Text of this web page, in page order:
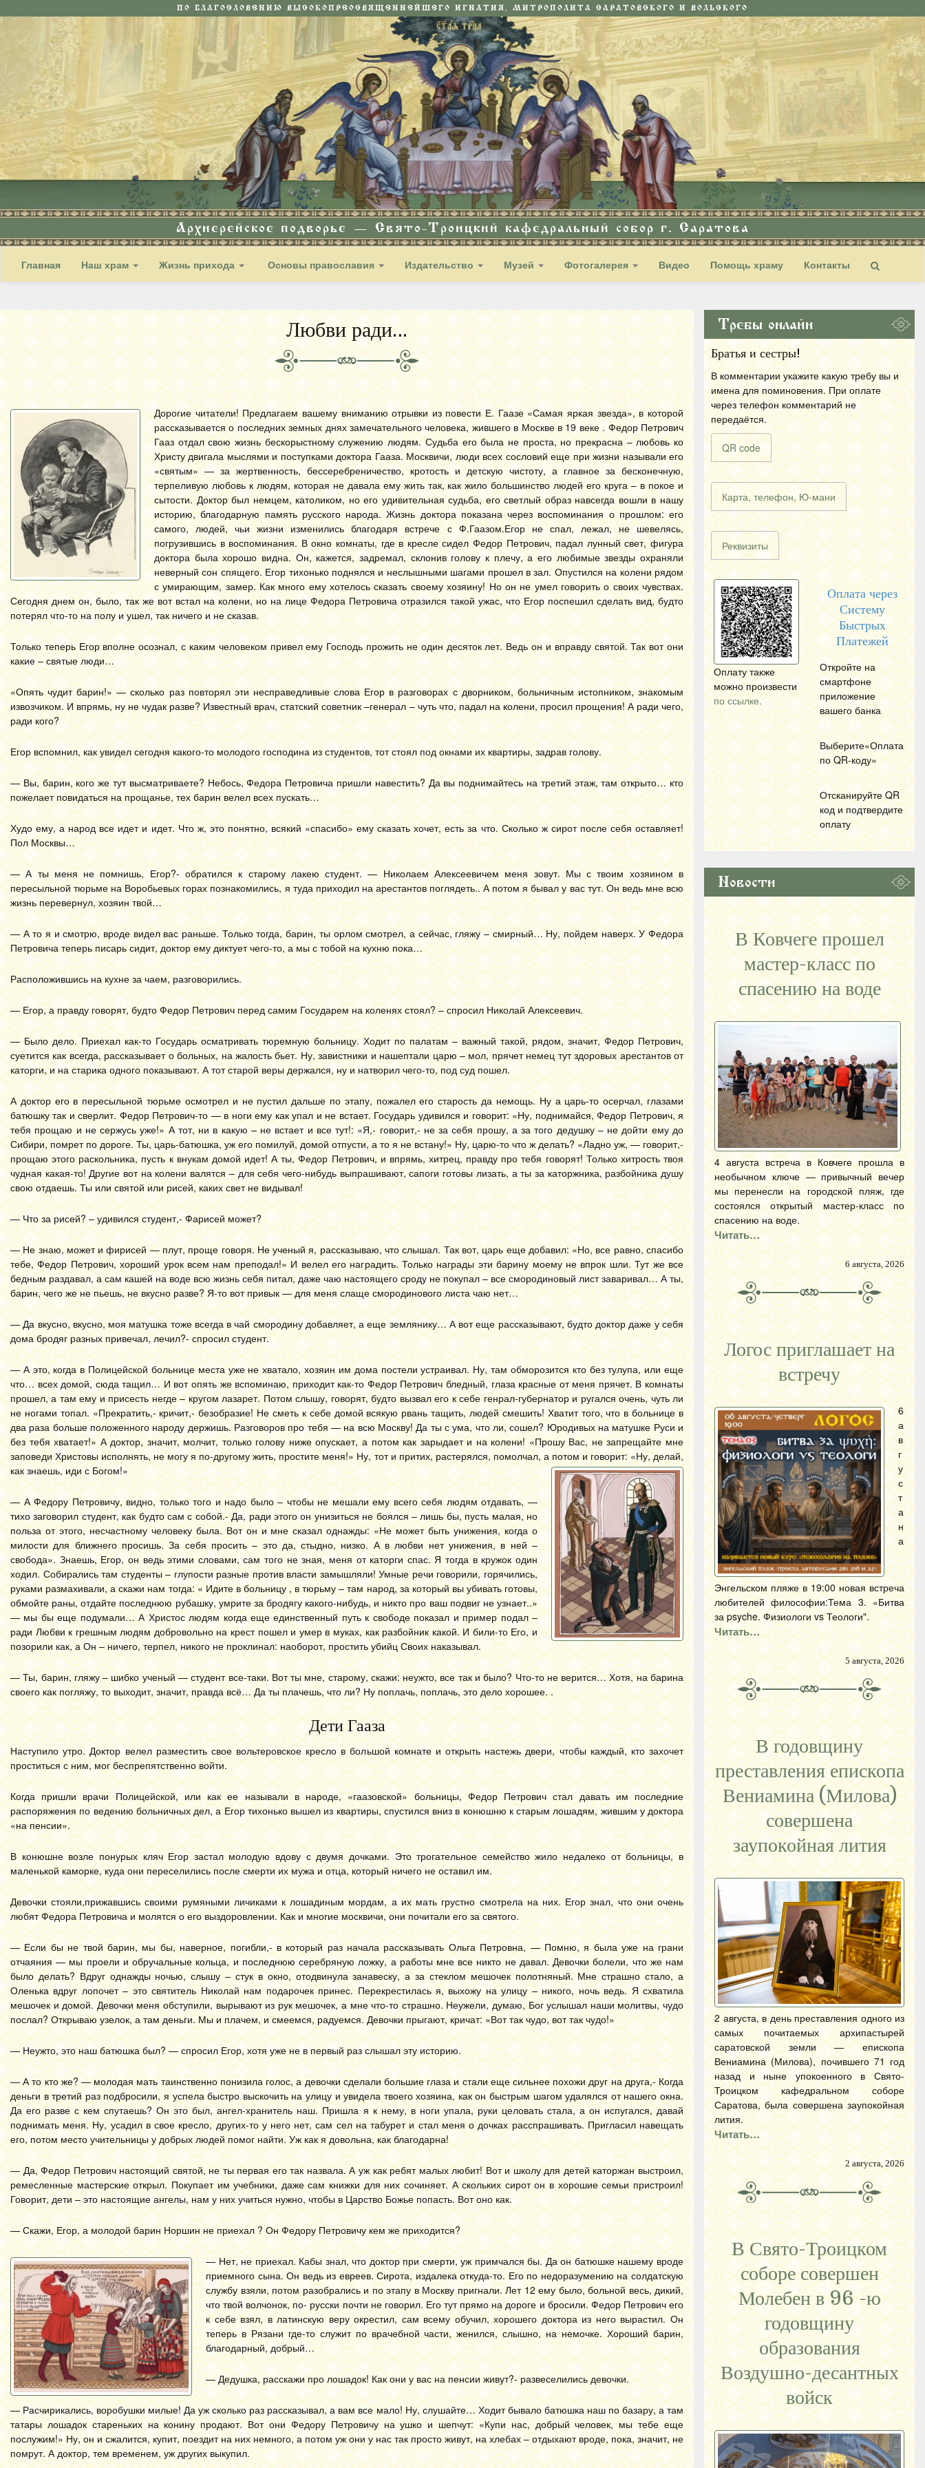
ПО БЛАГОСЛОВЕНИЮ ВЫСОКОПРЕОСВЯЩЕННЕЙШЕГО ИГНАТИЯ, МИТРОПОЛИТА САРАТОВСКОГО И ВОЛЬСКОГО
Архиерейское подворье — Свято-Троицкий кафедральный собор г. Саратова
Главная Наш храм Жизнь прихода Основы православия Издательство Музей Фотогалерея Видео Помощь храму Контакты
Любви ради…
Дорогие читатели! Предлагаем вашему вниманию отрывки из повести Е. Гаазе «Самая яркая звезда», в которой
рассказывается о последних земных днях замечательного человека, жившего в Москве в 19 веке . Федор Петрович
Гааз отдал свою жизнь бескорыстному служению людям. Судьба его была не проста, но прекрасна – любовь ко
Христу двигала мыслями и поступками доктора Гааза. Москвичи, люди всех сословий еще при жизни называли его
«святым» — за жертвенность, бессеребреничество, кротость и детскую чистоту, а главное за бесконечную,
терпеливую любовь к людям, которая не давала ему жить так, как жило большинство людей его круга – в покое и
сытости. Доктор был немцем, католиком, но его удивительная судьба, его светлый образ навсегда вошли в нашу
историю, благодарную память русского народа. Жизнь доктора показана через воспоминания о прошлом: его
самого, людей, чьи жизни изменились благодаря встрече с Ф.Гаазом.Егор не спал, лежал, не шевелясь,
погрузившись в воспоминания. В окно комнаты, где в кресле сидел Федор Петрович, падал лунный свет, фигура
доктора была хорошо видна. Он, кажется, задремал, склонив голову к плечу, а его любимые звезды охраняли
неверный сон спящего. Егор тихонько поднялся и неслышными шагами прошел в зал. Опустился на колени рядом
с умирающим, замер. Как много ему хотелось сказать своему хозяину! Но он не умел говорить о своих чувствах.
Сегодня днем он, было, так же вот встал на колени, но на лице Федора Петровича отразился такой ужас, что Егор поспешил сделать вид, будто
потерял что-то на полу и ушел, так ничего и не сказав.
Только теперь Егор вполне осознал, с каким человеком привел ему Господь прожить не один десяток лет. Ведь он и вправду святой. Так вот они
какие – святые люди…
«Опять чудит барин!» — сколько раз повторял эти несправедливые слова Егор в разговорах с дворником, больничным истопником, знакомым
извозчиком. И впрямь, ну не чудак разве? Известный врач, статский советник –генерал – чуть что, падал на колени, просил прощения! А ради чего,
ради кого?
Егор вспомнил, как увидел сегодня какого-то молодого господина из студентов, тот стоял под окнами их квартиры, задрав голову.
— Вы, барин, кого же тут высматриваете? Небось, Федора Петровича пришли навестить? Да вы поднимайтесь на третий этаж, там открыто… кто
пожелает повидаться на прощанье, тех барин велел всех пускать…
Худо ему, а народ все идет и идет. Что ж, это понятно, всякий «спасибо» ему сказать хочет, есть за что. Сколько ж сирот после себя оставляет!
Пол Москвы…
— А ты меня не помнишь, Егор?- обратился к старому лакею студент. — Николаем Алексеевичем меня зовут. Мы с твоим хозяином в
пересыльной тюрьме на Воробьевых горах познакомились, я туда приходил на арестантов поглядеть.. А потом я бывал у вас тут. Он ведь мне всю
жизнь перевернул, хозяин твой…
— А то я и смотрю, вроде видел вас раньше. Только тогда, барин, ты орлом смотрел, а сейчас, гляжу – смирный… Ну, пойдем наверх. У Федора
Петровича теперь писарь сидит, доктор ему диктует чего-то, а мы с тобой на кухню пока…
Расположившись на кухне за чаем, разговорились.
— Егор, а правду говорят, будто Федор Петрович перед самим Государем на коленях стоял? – спросил Николай Алексеевич.
— Было дело. Приехал как-то Государь осматривать тюремную больницу. Ходит по палатам – важный такой, рядом, значит, Федор Петрович,
суетится как всегда, рассказывает о больных, на жалость бьет. Ну, завистники и нашептали царю – мол, прячет немец тут здоровых арестантов от
каторги, и на старика одного показывают. А тот старой веры держался, ну и натворил чего-то, под суд пошел.
А доктор его в пересыльной тюрьме осмотрел и не пустил дальше по этапу, пожалел его старость да немощь. Ну а царь-то осерчал, глазами
батюшку так и сверлит. Федор Петрович-то — в ноги ему как упал и не встает. Государь удивился и говорит: «Ну, поднимайся, Федор Петрович, я
тебя прощаю и не сержусь уже!» А тот, ни в какую – не встает и все тут!: «Я,- говорит,- не за себя прошу, а за того дедушку – не дойти ему до
Сибири, помрет по дороге. Ты, царь-батюшка, уж его помилуй, домой отпусти, а то я не встану!» Ну, царю-то что ж делать? «Ладно уж, — говорит,-
прощаю этого раскольника, пусть к внукам домой идет! А ты, Федор Петрович, и впрямь, хитрец, правду про тебя говорят! Только хитрость твоя
чудная какая-то! Другие вот на колени валятся – для себя чего-нибудь выпрашивают, сапоги готовы лизать, а ты за каторжника, разбойника душу
свою отдаешь. Ты или святой или рисей, каких свет не видывал!
— Что за рисей? – удивился студент,- Фарисей может?
— Не знаю, может и фирисей — плут, проще говоря. Не ученый я, рассказываю, что слышал. Так вот, царь еще добавил: «Но, все равно, спасибо
тебе, Федор Петрович, хороший урок всем нам преподал!» И велел его наградить. Только награды эти барину моему не впрок шли. Тут же все
бедным раздавал, а сам кашей на воде всю жизнь себя питал, даже чаю настоящего сроду не покупал – все смородиновый лист заваривал… А ты,
барин, чего же не пьешь, не вкусно разве? Я-то вот привык — для меня слаще смородинового листа чаю нет…
— Да вкусно, вкусно, моя матушка тоже всегда в чай смородину добавляет, а еще землянику… А вот еще рассказывают, будто доктор даже у себя
дома бродяг разных привечал, лечил?- спросил студент.
— А это, когда в Полицейской больнице места уже не хватало, хозяин им дома постели устраивал. Ну, там обморозится кто без тулупа, или еще
что… всех домой, сюда тащил… И вот опять же вспоминаю, приходит как-то Федор Петрович бледный, глаза красные от меня прячет. В комнаты
прошел, а там ему и присесть негде – кругом лазарет. Потом слышу, говорят, будто вызвал его к себе генрал-губернатор и ругался очень, чуть ли
не ногами топал. «Прекратить,- кричит,- безобразие! Не сметь к себе домой всякую рвань тащить, людей смешить! Хватит того, что в больнице в
два раза больше положенного народу держишь. Разговоров про тебя — на всю Москву! Да ты с ума, что ли, сошел? Юродивых на матушке Руси и
без тебя хватает!» А доктор, значит, молчит, только голову ниже опускает, а потом как зарыдает и на колени! «Прошу Вас, не запрещайте мне
заповеди Христовы исполнять, не могу я по-другому жить, простите меня!» Ну, тот и притих, растерялся, помолчал, а потом и говорит: «Ну, делай,
как знаешь, иди с Богом!»
— А Федору Петровичу, видно, только того и надо было – чтобы не мешали ему всего себя людям отдавать, —
тихо заговорил студент, как будто сам с собой.- Да, ради этого он унизиться не боялся – лишь бы, пусть малая, но
польза от этого, несчастному человеку была. Вот он и мне сказал однажды: «Не может быть унижения, когда о
милости для ближнего просишь. За себя просить – это да, стыдно, низко. А в любви нет унижения, в ней –
свобода». Знаешь, Егор, он ведь этими словами, сам того не зная, меня от каторги спас. Я тогда в кружок один
ходил. Собирались там студенты – глупости разные против власти замышляли! Умные речи говорили, горячились,
руками размахивали, а скажи нам тогда: « Идите в больницу , в тюрьму – там народ, за который вы убивать готовы,
обмойте раны, отдайте последнюю рубашку, умрите за бродягу какого-нибудь, и никто про ваш подвиг не узнает..»
— мы бы еще подумали… А Христос людям когда еще единственный путь к свободе показал и пример подал –
ради Любви к грешным людям добровольно на крест пошел и умер в муках, как разбойник какой. И били-то Его, и
позорили как, а Он – ничего, терпел, никого не проклинал: наоборот, простить убийц Своих наказывал.
— Ты, барин, гляжу – шибко ученый — студент все-таки. Вот ты мне, старому, скажи: неужто, все так и было? Что-то не верится… Хотя, на барина
своего как погляжу, то выходит, значит, правда всё… Да ты плачешь, что ли? Ну поплачь, поплачь, это дело хорошее. .
Дети Гааза
Наступило утро. Доктор велел разместить свое вольтеровское кресло в большой комнате и открыть настежь двери, чтобы каждый, кто захочет
проститься с ним, мог беспрепятственно войти.
Когда пришли врачи Полицейской, или как ее называли в народе, «гаазовской» больницы, Федор Петрович стал давать им последние
распоряжения по ведению больничных дел, а Егор тихонько вышел из квартиры, спустился вниз в конюшню к старым лошадям, жившим у доктора
«на пенсии».
В конюшне возле понурых кляч Егор застал молодую вдову с двумя дочками. Это трогательное семейство жило недалеко от больницы, в
маленькой каморке, куда они переселились после смерти их мужа и отца, который ничего не оставил им.
Девочки стояли,прижавшись своими румяными личиками к лошадиным мордам, а их мать грустно смотрела на них. Егор знал, что они очень
любят Федора Петровича и молятся о его выздоровлении. Как и многие москвичи, они почитали его за святого.
— Если бы не твой барин, мы бы, наверное, погибли,- в который раз начала рассказывать Ольга Петровна, — Помню, я была уже на грани
отчаяния — мы проели и обручальные кольца, и последнюю серебряную ложку, а работы мне все никто не давал. Девочки болели, что же нам
было делать? Вдруг однажды ночью, слышу – стук в окно, отодвинула занавеску, а за стеклом мешочек полотняный. Мне страшно стало, а
Оленька вдруг лопочет – это святитель Николай нам подарочек принес. Перекрестилась я, выхожу на улицу – никого, ночь ведь. Я схватила
мешочек и домой. Девочки меня обступили, вырывают из рук мешочек, а мне что-то страшно. Неужели, думаю, Бог услышал наши молитвы, чудо
послал? Открываю узелок, а там деньги. Мы и плачем, и смеемся, радуемся. Девочки прыгают, кричат: «Вот так чудо, вот так чудо!»
— Неужто, это наш батюшка был? — спросил Егор, хотя уже не в первый раз слышал эту историю.
— А то кто же? — молодая мать таинственно понизила голос, а девочки сделали большие глаза и стали еще сильнее похожи друг на друга,- Когда
деньги в третий раз подбросили, я успела быстро выскочить на улицу и увидела твоего хозяина, как он быстрым шагом удалялся от нашего окна.
Да его разве с кем спутаешь? Он это был, ангел-хранитель наш. Пришла я к нему, в ноги упала, руки целовать стала, а он испугался, давай
поднимать меня. Ну, усадил в свое кресло, других-то у него нет, сам сел на табурет и стал меня о дочках расспрашивать. Пригласил навещать
его, потом место учительницы у добрых людей помог найти. Уж как я довольна, как благодарна!
— Да, Федор Петрович настоящий святой, не ты первая его так назвала. А уж как ребят малых любит! Вот и школу для детей каторжан выстроил,
ремесленные мастерские открыл. Покупает им учебники, даже сам книжки для них сочиняет. А скольких сирот он в хорошие семьи пристроил!
Говорит, дети – это настоящие ангелы, нам у них учиться нужно, чтобы в Царство Божье попасть. Вот оно как.
— Скажи, Егор, а молодой барин Норшин не приехал ? Он Федору Петровичу кем же приходится?
— Нет, не приехал. Кабы знал, что доктор при смерти, уж примчался бы. Да он батюшке нашему вроде
приемного сына. Он ведь из евреев. Сирота, издалека откуда-то. Его по недоразумению на солдатскую
службу взяли, потом разобрались и по этапу в Москву пригнали. Лет 12 ему было, больной весь, дикий,
что твой волчонок, по- русски почти не говорил. Его тут прямо на дороге и бросили. Федор Петрович его
к себе взял, в латинскую веру окрестил, сам всему обучил, хорошего доктора из него вырастил. Он
теперь в Рязани где-то служит по врачебной части, женился, слышно, на немочке. Хороший барин,
благодарный, добрый…
— Дедушка, расскажи про лошадок! Как они у вас на пенсии живут?- развеселились девочки.
— Расчирикались, воробушки милые! Да уж сколько раз рассказывал, а вам все мало! Ну, слушайте… Ходит бывало батюшка наш по базару, а там
татары лошадок стареньких на конину продают. Вот они Федору Петровичу на ушко и шепчут: «Купи нас, добрый человек, мы тебе еще
послужим!» Ну, он и сжалится, купит, поездит на них немного, а потом уж они у нас так просто живут, на хлебах – отдыхают вроде, пока, значит, не
помрут. А доктор, тем временем, уж других выкупил.
Требы онлайн
Братья и сестры!
В комментарии укажите какую требу вы и
имена для поминовения. При оплате
через телефон комментарий не
передаётся.
QR code
Карта, телефон, Ю-мани
Реквизиты
Оплату также
можно произвести
по ссылке.
Оплата через
Систему
Быстрых
Платежей
Откройте на
смартфоне
приложение
вашего банка
Выберите«Оплата
по QR-коду»
Отсканируйте QR
код и подтвердите
оплату
Новости
В Ковчеге прошел
мастер-класс по
спасению на воде
4 августа встреча в Ковчеге прошла в
необычном ключе — привычный вечер
мы перенесли на городской пляж, где
состоялся открытый мастер-класс по
спасению на воде.
Читать…
6 августа, 2026
Логос приглашает на
встречу
6
а
в
г
у
с
т
а
н
а
Энгельском пляже в 19:00 новая встреча
любителей философии:Тема 3. «Битва
за psyche. Физиологи vs Теологи".
Читать…
5 августа, 2026
В годовщину
преставления епископа
Вениамина (Милова)
совершена
заупокойная лития
2 августа, в день преставления одного из
самых почитаемых архипастырей
саратовской земли — епископа
Вениамина (Милова), почившего 71 год
назад и ныне упокоенного в Свято-
Троицком кафедральном соборе
Саратова, была совершена заупокойная
лития.
Читать…
2 августа, 2026
В Свято-Троицком
соборе совершен
Молебен в 96 -ю
годовщину
образования
Воздушно-десантных
войск